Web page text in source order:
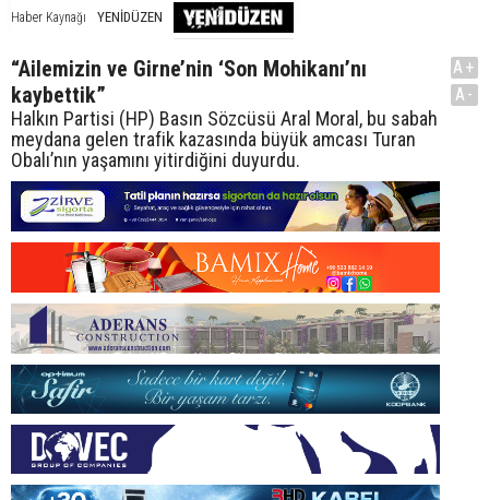
Haber Kaynağı YENİDÜZEN
“Ailemizin ve Girne’nin ‘Son Mohikanı’nı
kaybettik”
Halkın Partisi (HP) Basın Sözcüsü Aral Moral, bu sabah
meydana gelen trafik kazasında büyük amcası Turan
Obalı’nın yaşamını yitirdiğini duyurdu.
A+
A-